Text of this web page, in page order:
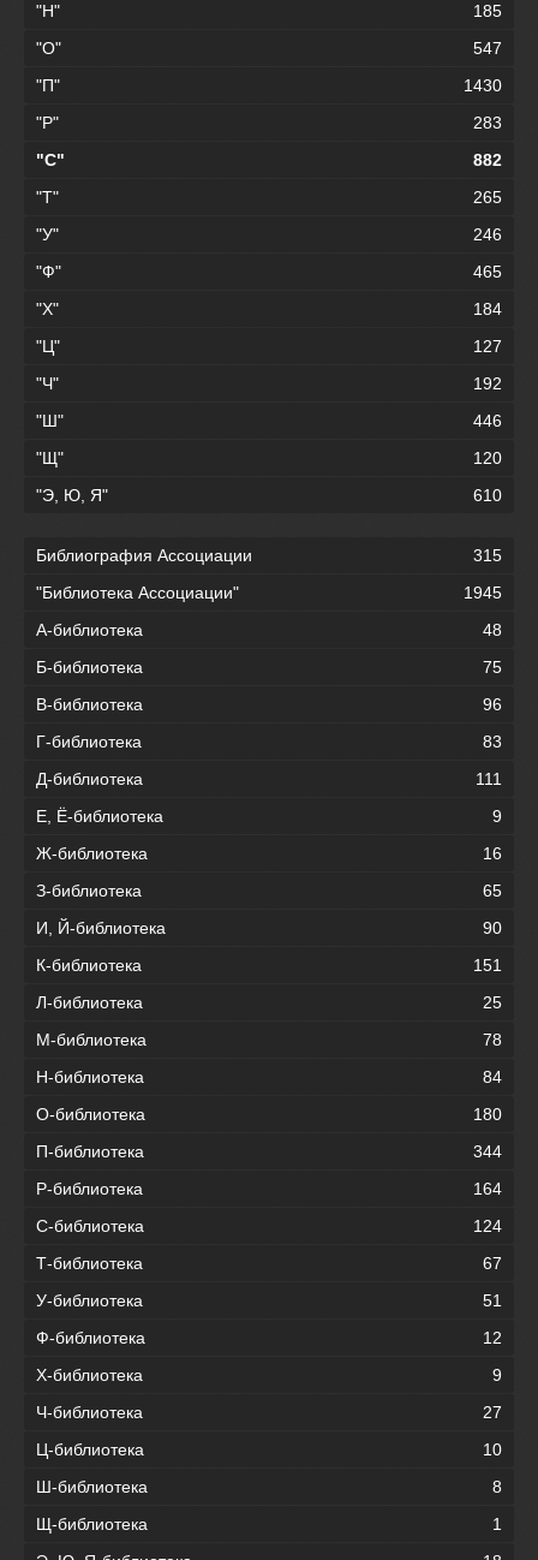
"Н"
185
"О"
547
"П"
1430
"Р"
283
"С"
882
"Т"
265
"У"
246
"Ф"
465
"Х"
184
"Ц"
127
"Ч"
192
"Ш"
446
"Щ"
120
"Э, Ю, Я"
610
Библиография Ассоциации
315
"Библиотека Ассоциации"
1945
А-библиотека
48
Б-библиотека
75
В-библиотека
96
Г-библиотека
83
Д-библиотека
111
Е, Ё-библиотека
9
Ж-библиотека
16
З-библиотека
65
И, Й-библиотека
90
К-библиотека
151
Л-библиотека
25
М-библиотека
78
Н-библиотека
84
О-библиотека
180
П-библиотека
344
Р-библиотека
164
С-библиотека
124
Т-библиотека
67
У-библиотека
51
Ф-библиотека
12
Х-библиотека
9
Ч-библиотека
27
Ц-библиотека
10
Ш-библиотека
8
Щ-библиотека
1